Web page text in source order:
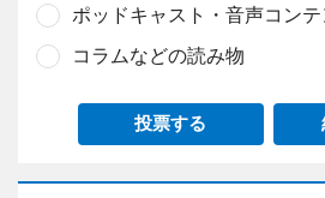
ポッドキャスト・音声コン
コラムなどの読み物
投票する